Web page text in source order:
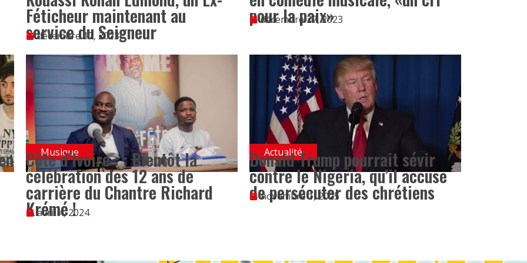
Féticheur maintenant au
service du Seigneur
décembre 17, 2023
pour la paix»
décembre 27, 2023
Musique
Côte d’Ivoire : : Bientôt la
célébration des 12 ans de
carrière du Chantre Richard
Krémé !
avril 4, 2024
Actualité
Donald Trump pourrait sévir
contre le Nigeria, qu’il accuse
de persécuter des chrétiens
novembre 1, 2025